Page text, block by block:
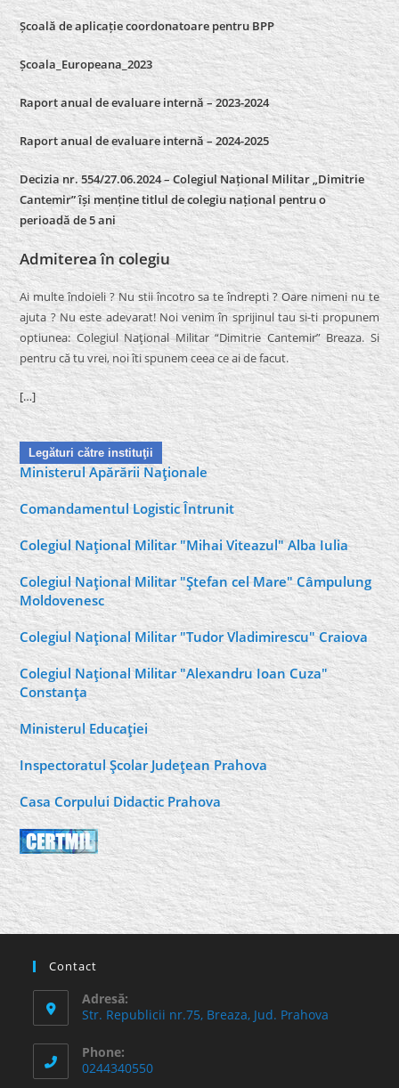
Școală de aplicație coordonatoare pentru BPP
Școala_Europeana_2023
Raport anual de evaluare internă – 2023-2024
Raport anual de evaluare internă –2024-2025
Decizia nr. 554/27.06.2024 – Colegiul Național Militar „Dimitrie
Cantemir” își menține titlul de colegiu național pentru o
perioadă de 5 ani
Admiterea în colegiu
Ai multe îndoieli ? Nu stii încotro sa te îndrepti ? Oare nimeni nu te
ajuta ? Nu este adevarat! Noi venim în sprijinul tau si-ti propunem
optiunea: Colegiul Naţional Militar “Dimitrie Cantemir” Breaza. Si
pentru că tu vrei, noi îti spunem ceea ce ai de facut.
[…]
Legături către instituţii
Ministerul Apărării Naţionale
Comandamentul Logistic Întrunit
Colegiul Naţional Militar "Mihai Viteazul" Alba Iulia
Colegiul Naţional Militar "Ştefan cel Mare" Câmpulung
Moldovenesc
Colegiul Naţional Militar "Tudor Vladimirescu" Craiova
Colegiul Naţional Militar "Alexandru Ioan Cuza"
Constanţa
Ministerul Educaţiei
Inspectoratul Şcolar Judeţean Prahova
Casa Corpului Didactic Prahova
Contact
Adresă:
Str. Republicii nr.75, Breaza, Jud. Prahova
Phone:
0244340550